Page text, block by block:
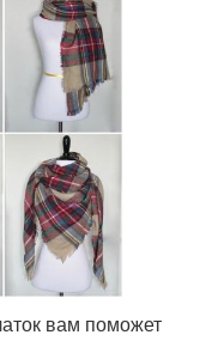
вам поможет